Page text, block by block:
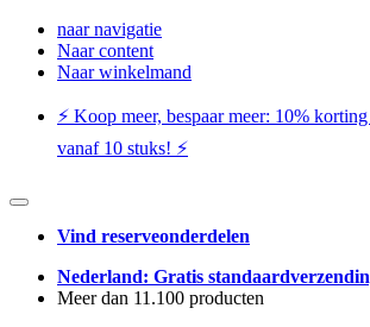
naar navigatie
Naar content
Naar winkelmand
⚡️ Koop meer, bespaar meer: ​​10%
vanaf 10 stuks! ⚡️
Vind reserveonderdelen
Nederland: Gratis
Meer dan 11.100 producten